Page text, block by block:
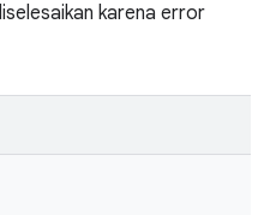
karena error